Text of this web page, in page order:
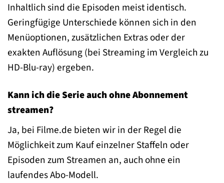
Inhaltlich sind die Episoden meist identisch.
Geringfügige Unterschiede können sich in den
Menüoptionen, zusätzlichen Extras oder der
exakten Auflösung (bei Streaming im Vergleich zu
HD-Blu-ray) ergeben.
Kann ich die Serie auch ohne Abonnement
streamen?
Ja, bei Filme.de bieten wir in der Regel die
Möglichkeit zum Kauf einzelner Staffeln oder
Episoden zum Streamen an, auch ohne ein
laufendes Abo-Modell.